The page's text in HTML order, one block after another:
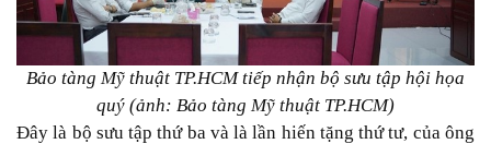
Bảo tàng Mỹ thuật TP.HCM tiếp nhận bộ sưu tập hội họa
quý (ảnh: Bảo tàng Mỹ thuật TP.HCM)
Đây là bộ sưu tập thứ ba và là lần hiến tặng thứ tư, của ông